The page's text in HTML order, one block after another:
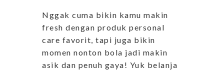
Nggak cuma bikin kamu makin
fresh dengan produk personal
care favorit, tapi juga bikin
momen nonton bola jadi makin
asik dan penuh gaya! Yuk belanja